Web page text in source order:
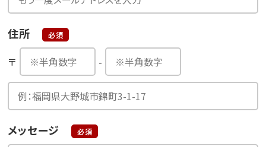
住所 必須
〒 -
メッセージ 必須